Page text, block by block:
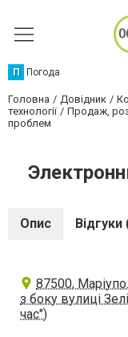
П Погода
Головна Довідник
технології
Продаж,
проблем
Опис Відгуки
87500,
з боку вулиці
час")